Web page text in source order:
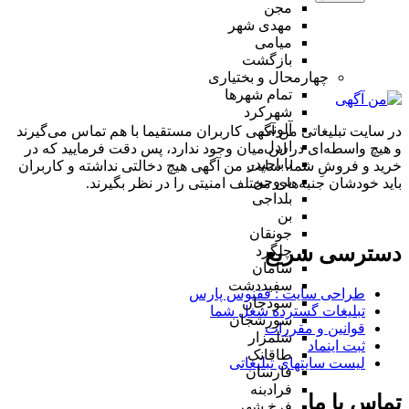
مجن
مهدی شهر
میامی
بازگشت
چهارمحال و بختیاری
تمام شهر‌ها
شهرکرد
آلونی
اردل
باباحیدر
بروجن
بلداجی
بن
جونقان
چلگرد
سامان
سفیددشت
سودجان
سورشجان
شلمزار
طاقانک
فارسان
فرادبنه
در سایت تبلیغاتی من آگهی کاربران مستقیما با هم تماس می‌گیرند
و هیچ واسطه‌ای در این میان وجود ندارد، پس دقت فرمایید که در
خرید و فروشِ شما، سایت من آگهی هیچ دخالتی نداشته و کاربران
باید خودشان جنبه‌های مختلف امنیتی را در نظر بگیرند.
دسترسی سریع
طراحی سایت :‌ ققنوس پارس
تبلیغات گسترده شغل شما
قوانین و مقررات
ثبت اینماد
لیست سایتهای تبلیغاتی
تماس با ما